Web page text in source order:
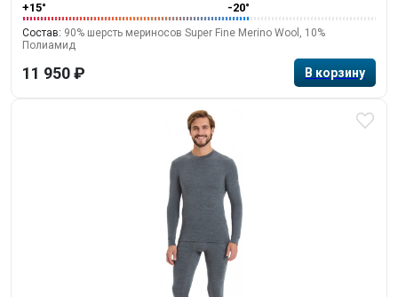
+15° -20°
Состав: 90% шерсть мериносов Super Fine Merino Wool, 10%
Полиамид
11 950 ₽